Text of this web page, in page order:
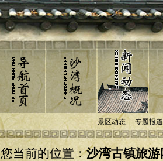
景区动态 专题报道
您当前的位置：沙湾古镇旅